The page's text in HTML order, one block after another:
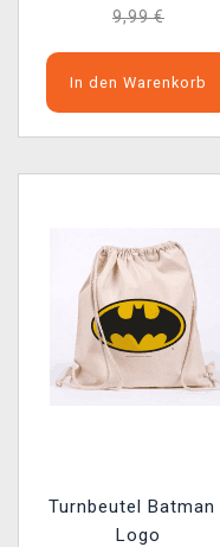
9,99 €
In den Warenkorb
Turnbeutel Batman
Logo